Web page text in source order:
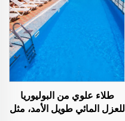
السيليكوني، وخلائط PMA،
وحبيبات EPDM، والركائز
الإيبوكسية القابلة للذوبان في
الماء أو الزيت، والرخام،
وبلاط الأرضيات، والخرسانة
المسامية، وتطبيقات
المركبات وغيرها
طلاء علوي من البوليوريا
للعزل المائي طويل الأمد، مثل